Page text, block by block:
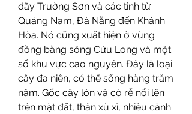
dãy Trường Sơn và các tỉnh từ
Quảng Nam, Đà Nẵng đến Khánh
Hòa. Nó cũng xuất hiện ở vùng
đồng bằng sông Cửu Long và một
số khu vực cao nguyên. Đây là loại
cây đa niên, có thể sống hàng trăm
năm. Gốc cây lớn và có rễ nổi lên
trên mặt đất, thân xù xì, nhiều cành